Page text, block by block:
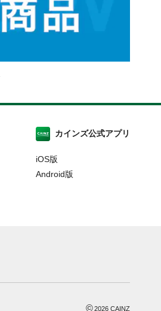
カインズ公式アプリ
iOS版
Android版
©2026 CAINZ